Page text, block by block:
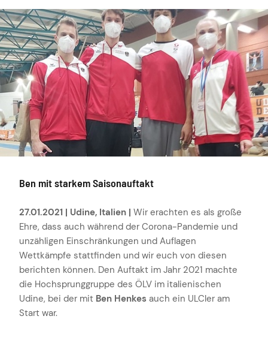
Ben mit starkem Saisonauftakt
27.01.2021 | Udine, Italien | Wir erachten es als große
Ehre, dass auch während der Corona-Pandemie und
unzähligen Einschränkungen und Auflagen
Wettkämpfe stattfinden und wir euch von diesen
berichten können. Den Auftakt im Jahr 2021 machte
die Hochsprunggruppe des ÖLV im italienischen
Udine, bei der mit Ben Henkes auch ein ULCler am
Start war.